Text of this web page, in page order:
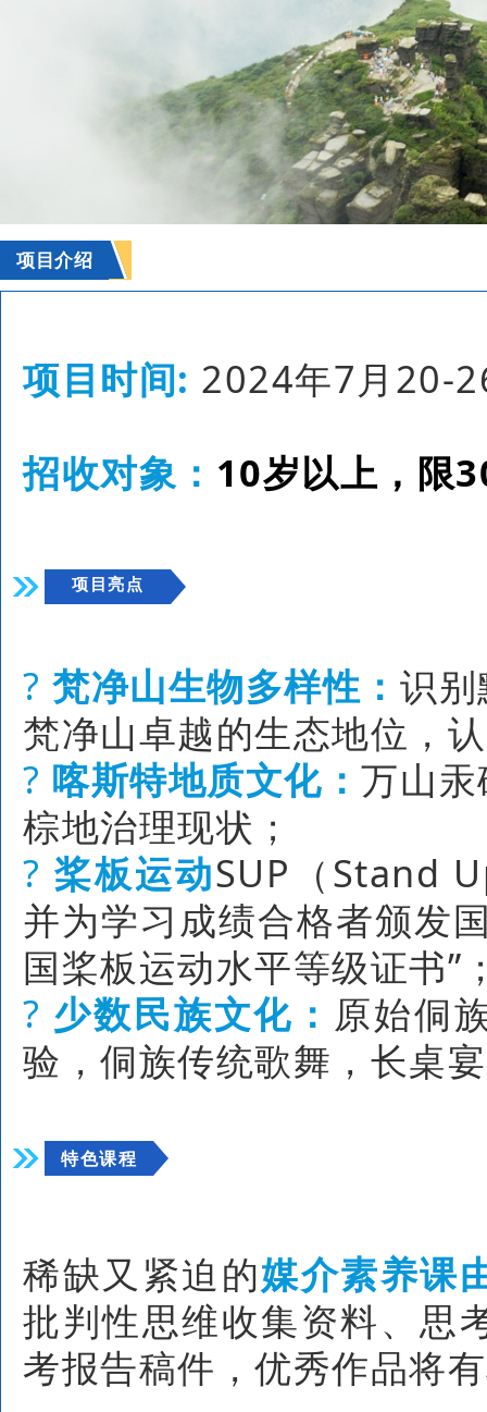
项目介绍
项目时间: 2024年7月20-
招收对象： 10岁以上，限
项目亮点
?梵净山生物多样性：识
梵净山卓越的生态地位，
? 喀斯特地质文化：万山
棕地治理现状；
? 桨板运动SUP（Stand
并为学习成绩合格者颁发
国桨板运动水平等级证书”
? 少数民族文化： 原始侗
验，侗族传统歌舞，长桌
特色课程
稀缺又紧迫的媒介素养课
批判性思维收集资料、思
考报告稿件，优秀作品将